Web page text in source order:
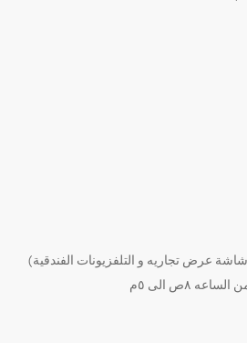
عرض تجاريه و التلفزيونات الفندقية)
٨ص الى ٥م